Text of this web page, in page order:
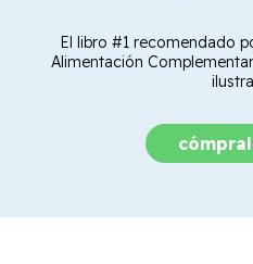
El libro #1 recomendado
Alimentación